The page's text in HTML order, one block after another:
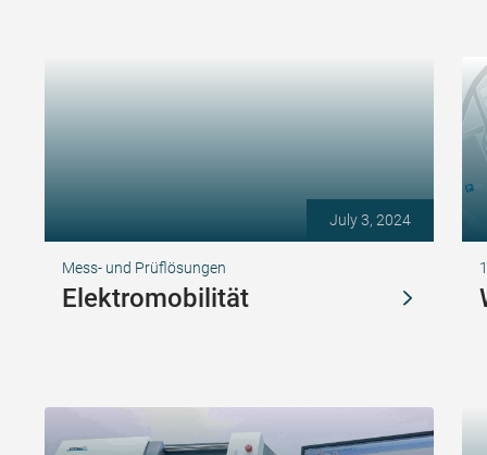
July 3, 2024
Mess- und Prüflösungen
Elektromobilität